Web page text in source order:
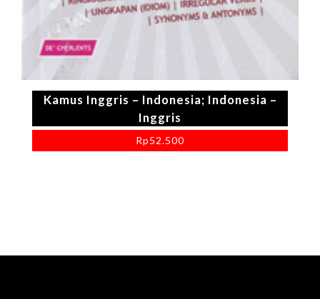
Kamus Inggris – Indonesia; Indonesia –
Inggris
Rp52.500